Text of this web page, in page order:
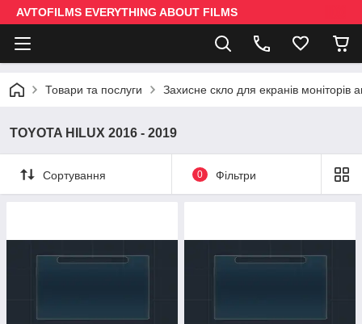
AVTOFILMS EVERYTHING ABOUT FILMS
Товари та послуги Захисне скло для екранів моніторів
TOYOTA HILUX 2016 - 2019
Сортування 0 Фільтри